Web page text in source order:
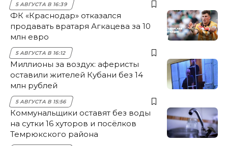
5 АВГУСТА В 16:39
ФК «Краснодар» отказался
продавать вратаря Агкацева за 10
млн евро
5 АВГУСТА В 16:12
Миллионы за воздух: аферисты
оставили жителей Кубани без 14
млн рублей
5 АВГУСТА В 15:56
Коммунальщики оставят без воды
на сутки 16 хуторов и посёлков
Темрюкского района